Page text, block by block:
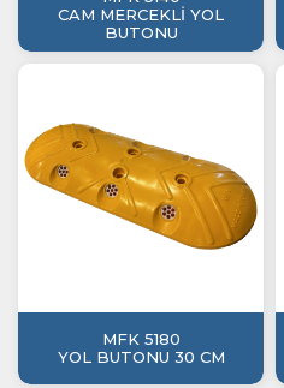
CAM MERCEKLİ YOL
BUTONU
MFK 5180
YOL BUTONU 30 CM